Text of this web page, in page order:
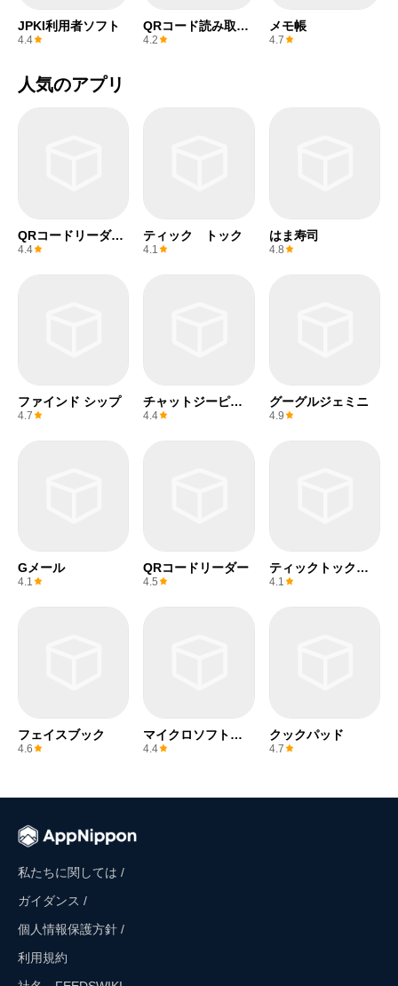
JPKI利用者ソフト
4.4
QRコード読み取り
アプリ & バーコー
4.2
メモ帳
4.7
人気のアプリ
QRコードリーダー
(無料)
4.4
ティック トック
4.1
はま寿司
4.8
ファインド シップ
4.7
チャットジーピー
ティー
4.4
グーグルジェミニ
4.9
Gメール
4.1
QRコードリーダー
4.5
ティックトックラ
イト
4.1
フェイスブック
4.6
マイクロソフトエ
クセル
4.4
クックパッド
4.7
私たちに関しては /
ガイダンス /
個人情報保護方針 /
利用規約